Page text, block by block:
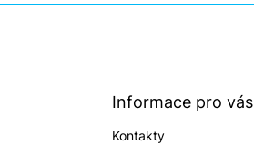
Informace pro vás
Kontakty